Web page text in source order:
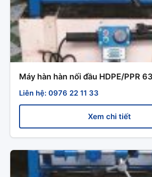
Máy hàn hàn nối đầu HDPE/PPR
Liên hệ: 0976 22 11 33
Xem chi tiết